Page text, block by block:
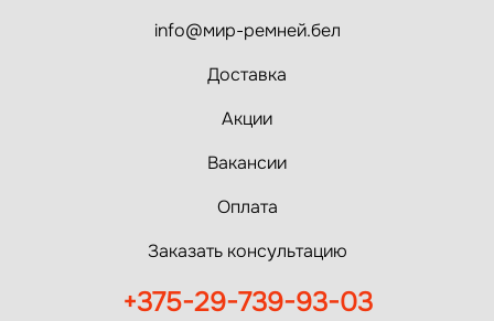
info@мир-ремней.бел
Доставка
Акции
Вакансии
Оплата
Заказать консультацию
+375-29-739-93-03